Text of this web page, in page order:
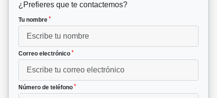
¿Prefieres que te contactemos?
Tu nombre *
Correo electrónico *
Número de teléfono *